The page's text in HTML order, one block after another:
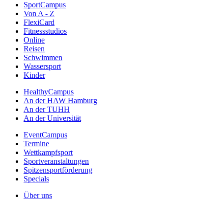
SportCampus
Von A - Z
FlexiCard
Fitnessstudios
Online
Reisen
Schwimmen
Wassersport
Kinder
HealthyCampus
An der HAW Hamburg
An der TUHH
An der Universität
EventCampus
Termine
Wettkampfsport
Sportveranstaltungen
Spitzensportförderung
Specials
Über uns